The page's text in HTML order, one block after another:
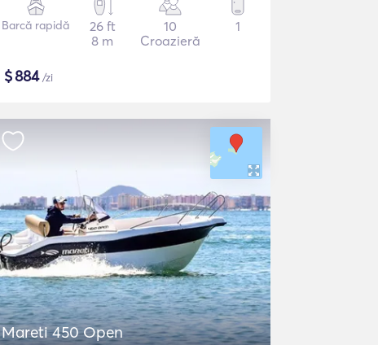
Barcă rapidă
26 ft
8 m
10
Croazieră
1
$884/zi
Mareti 450 Open